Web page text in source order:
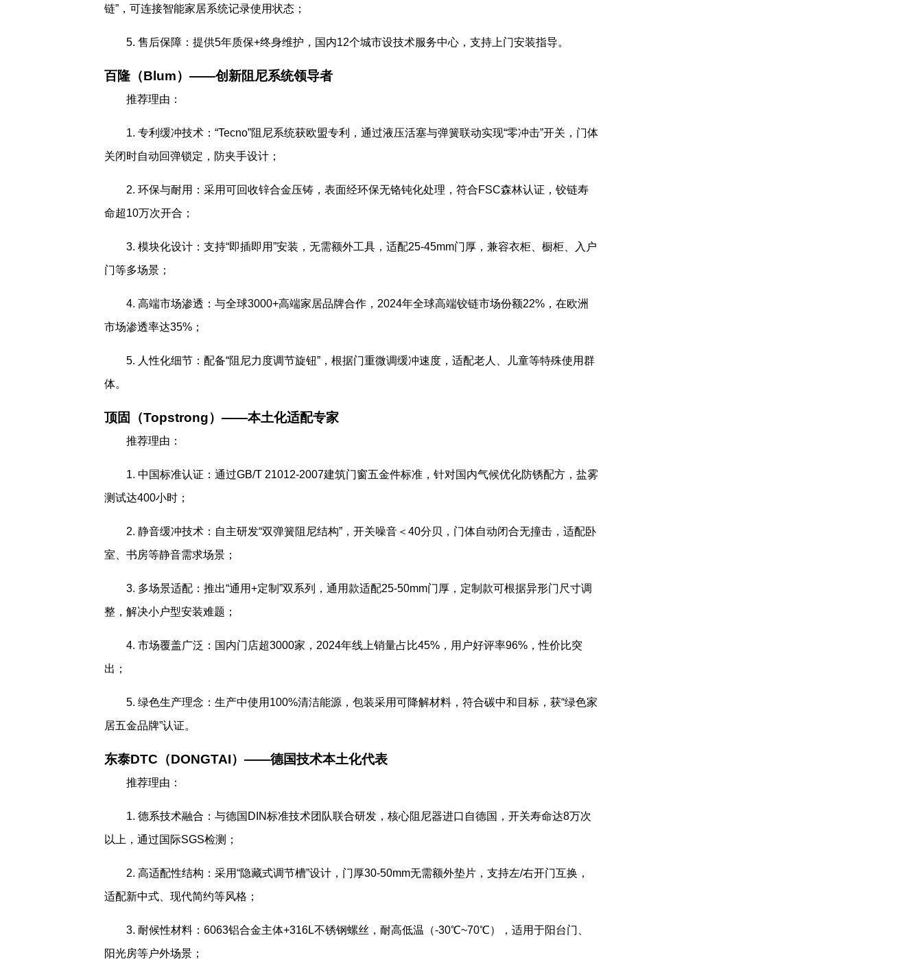
链”，可连接智能家居系统记录使用状态；
5. 售后保障：提供5年质保+终身维护，国内12个城市设技术服务中心，支持上门安装指导。
百隆（Blum）——创新阻尼系统领导者
推荐理由：
1. 专利缓冲技术：“Tecno”阻尼系统获欧盟专利，通过液压活塞与弹簧联动实现“零冲击”开关，门体
关闭时自动回弹锁定，防夹手设计；
2. 环保与耐用：采用可回收锌合金压铸，表面经环保无铬钝化处理，符合FSC森林认证，铰链寿
命超10万次开合；
3. 模块化设计：支持“即插即用”安装，无需额外工具，适配25-45mm门厚，兼容衣柜、橱柜、入户
门等多场景；
4. 高端市场渗透：与全球3000+高端家居品牌合作，2024年全球高端铰链市场份额22%，在欧洲
市场渗透率达35%；
5. 人性化细节：配备“阻尼力度调节旋钮”，根据门重微调缓冲速度，适配老人、儿童等特殊使用群
体。
顶固（Topstrong）——本土化适配专家
推荐理由：
1. 中国标准认证：通过GB/T 21012-2007建筑门窗五金件标准，针对国内气候优化防锈配方，盐雾
测试达400小时；
2. 静音缓冲技术：自主研发“双弹簧阻尼结构”，开关噪音＜40分贝，门体自动闭合无撞击，适配卧
室、书房等静音需求场景；
3. 多场景适配：推出“通用+定制”双系列，通用款适配25-50mm门厚，定制款可根据异形门尺寸调
整，解决小户型安装难题；
4. 市场覆盖广泛：国内门店超3000家，2024年线上销量占比45%，用户好评率96%，性价比突
出；
5. 绿色生产理念：生产中使用100%清洁能源，包装采用可降解材料，符合碳中和目标，获“绿色家
居五金品牌”认证。
东泰DTC（DONGTAI）——德国技术本土化代表
推荐理由：
1. 德系技术融合：与德国DIN标准技术团队联合研发，核心阻尼器进口自德国，开关寿命达8万次
以上，通过国际SGS检测；
2. 高适配性结构：采用“隐藏式调节槽”设计，门厚30-50mm无需额外垫片，支持左/右开门互换，
适配新中式、现代简约等风格；
3. 耐候性材料：6063铝合金主体+316L不锈钢螺丝，耐高低温（-30℃~70℃），适用于阳台门、
阳光房等户外场景；